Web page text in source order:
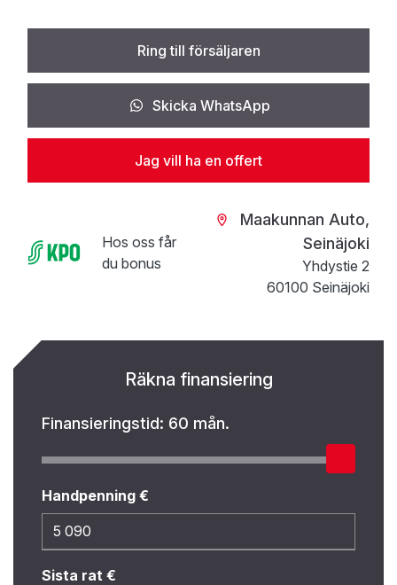
Ring till försäljaren
Skicka WhatsApp
Jag vill ha en offert
Hos oss får
du bonus
Maakunnan Auto,
Seinäjoki
Yhdystie 2
60100 Seinäjoki
Räkna finansiering
Finansieringstid: 60 mån.
Handpenning €
Sista rat €